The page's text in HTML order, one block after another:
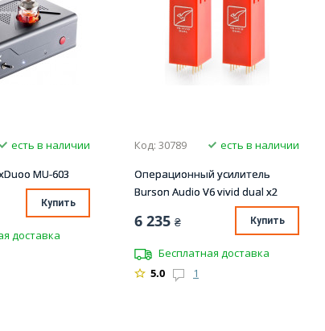
есть в наличии
MU-603
Купить
доставка
Код: 30789
есть в наличии
Операционный усилитель
Burson Audio V6 vivid dual x2
6 235 ₴ Купить
Бесплатная доставка
5.0
1